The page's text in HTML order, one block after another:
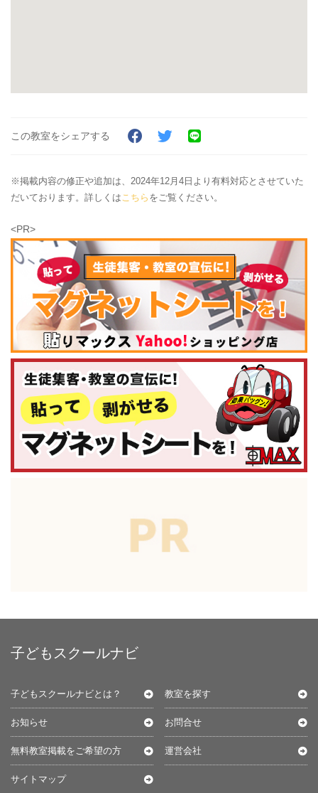
この教室をシェアする
※掲載内容の修正や追加は、2024年12月4日より有料対応とさせていた
だいております。詳しくはこちら をご覧ください。
<PR>
子どもスクールナビ
子どもスクールナビとは？ 教室を探す
お知らせ お問合せ
無料教室掲載をご希望の方 運営会社
サイトマップ